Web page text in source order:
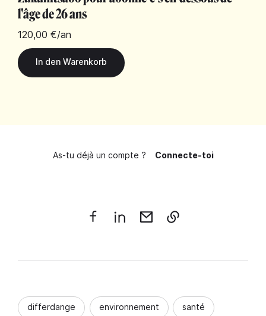
l'âge de 26 ans
120,00 €/an
As-tu déjà un compte ? Connecte-toi
differdange environnement santé